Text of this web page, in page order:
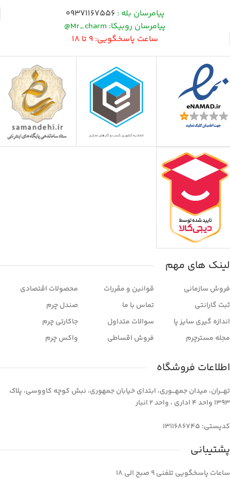
پیامرسان بله : 09371167556
پیامرسان روبیکا: Mr_charm@
ساعت پاسخگویی: 9 تا 18
لینک های مهم
فروش سازمانی
ثبت گارانتی
اندازه گیری سایز پا
مجله مسترچرم
قوانین و مقررات
تماس با ما
سوالات متداول
فروش اقساطی
محصولات اقتصادی
صندل چرم
جاکارتی چرم
واکس چرم
اطلاعات فروشگاه
تهـــران، میدان جمهـــوری، ابتدای خیابان جمهوری، نبش کوچه کاووسی، پلاک
1393 واحد 4 اداری ، واحد 2 انبار
کدپستی: 1311686745
پشتیبانی
ساعات پاسخگویی تلفنی 9 صبح الی 18